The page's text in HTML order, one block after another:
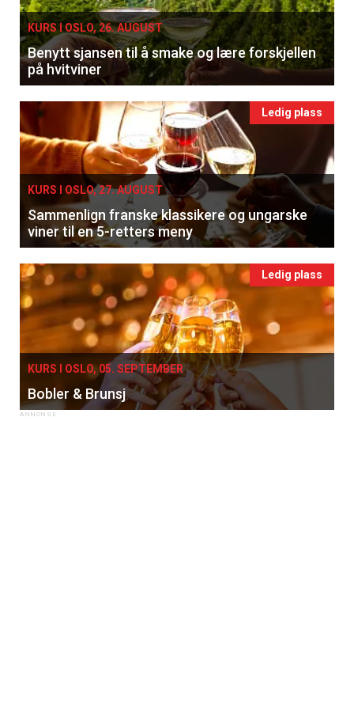
KURS I OSLO, 26. AUGUST
Benytt sjansen til å smake og lære forskjellen
på hvitviner
Ledig plass
KURS I OSLO, 27. AUGUST
Sammenlign franske klassikere og ungarske
viner til en 5-retters meny
Ledig plass
KURS I OSLO, 05. SEPTEMBER
Bobler & Brunsj